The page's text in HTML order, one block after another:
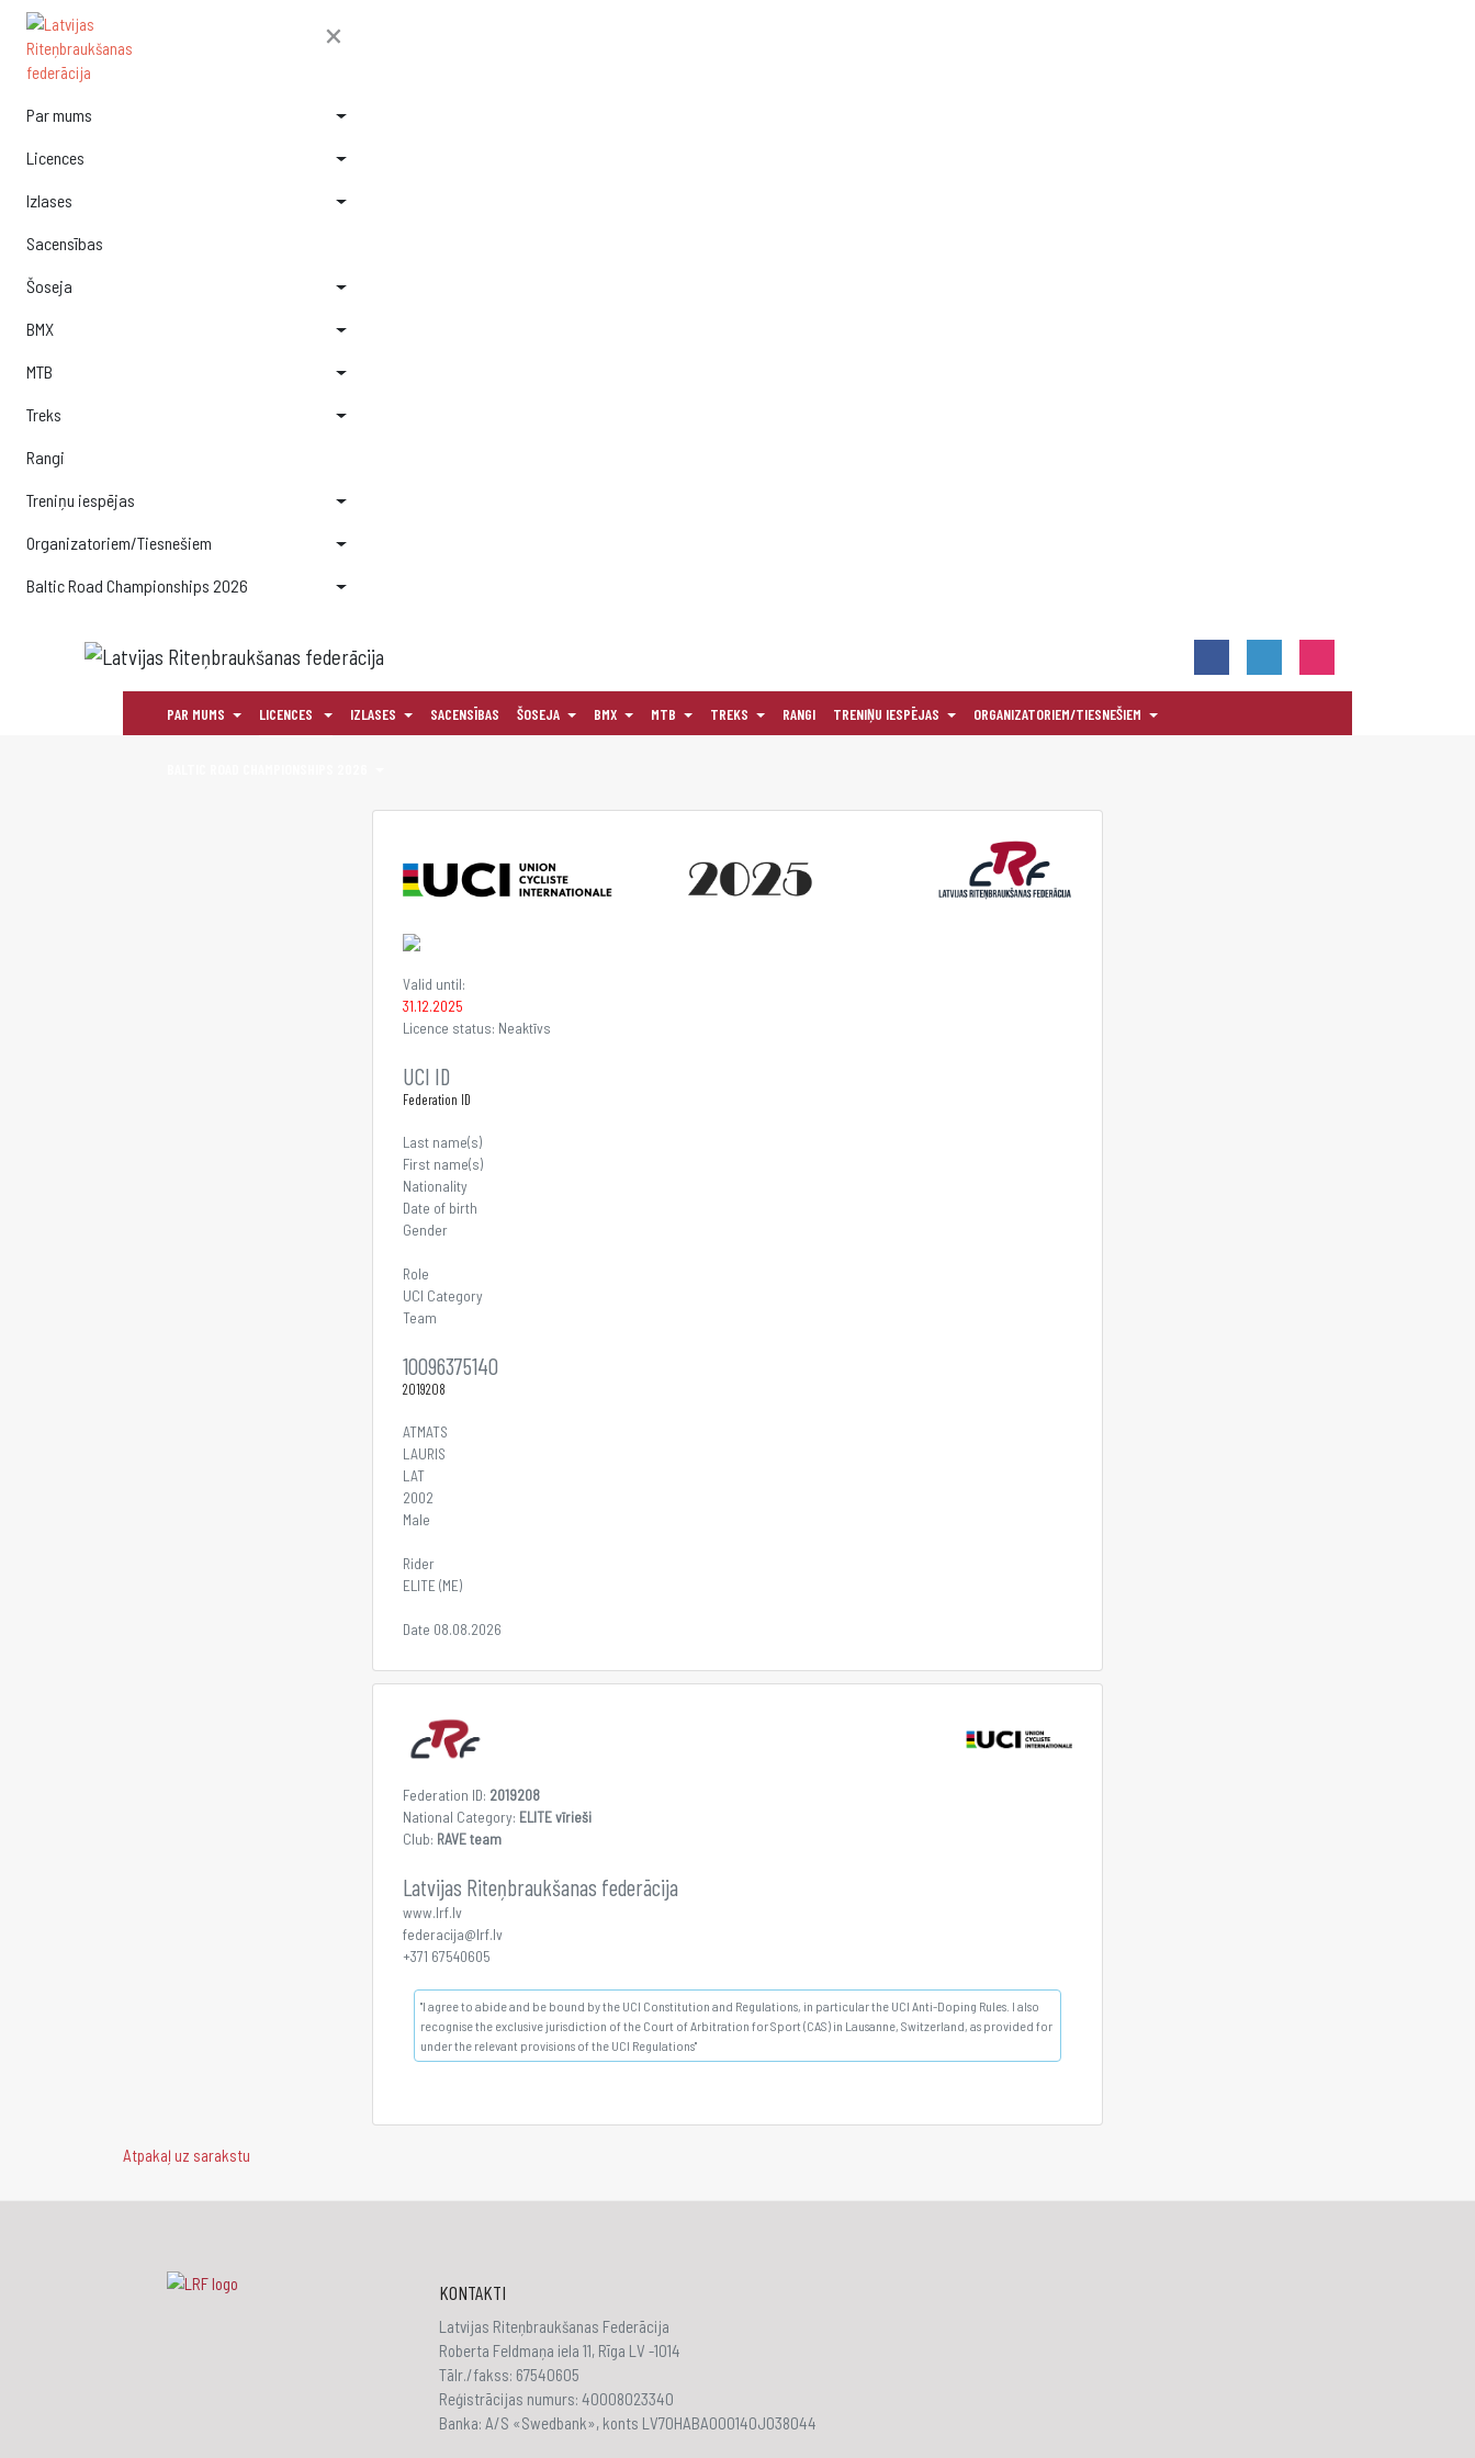
×
Par mums
Licences
Izlases
Sacensības
Šoseja
BMX
MTB
Treks
Rangi
Treniņu iespējas
Organizatoriem/Tiesnešiem
Baltic Road Championships 2026
PAR MUMS LICENCES IZLASES SACENSĪBAS ŠOSEJA BMX MTB TREKS RANGI TRENIŅU IESPĒJAS ORGANIZATORIEM/TIESNEŠIEM
Valid until:
31.12.2025
Licence status: Neaktīvs
UCI ID
Federation ID
Last name(s)
First name(s)
Nationality
Date of birth
Gender
Role
UCI Category
Team
10096375140
2019208
ATMATS
LAURIS
LAT
2002
Male
Rider
ELITE (ME)
Date 08.08.2026
Federation ID: 2019208
National Category: ELITE vīrieši
Club: RAVE team
Latvijas Riteņbraukšanas federācija
www.lrf.lv
federacija@lrf.lv
+371 67540605
"I agree to abide and be bound by the UCI Constitution and Regulations, in particular the UCI Anti-Doping Rules. I also
recognise the exclusive jurisdiction of the Court of Arbitration for Sport (CAS) in Lausanne, Switzerland, as provided for
under the relevant provisions of the UCI Regulations"
Atpakaļ uz sarakstu
KONTAKTI
Latvijas Riteņbraukšanas Federācija
Roberta Feldmaņa iela 11, Rīga LV -1014
Tālr./fakss: 67540605
Reģistrācijas numurs: 40008023340
Banka: A/S «Swedbank», konts LV70HABA000140J038044